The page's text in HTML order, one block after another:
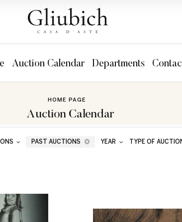
Auction Calendar Departments
HOME PAGE
Auction Calendar
PAST AUCTIONS YEAR TYPE OF